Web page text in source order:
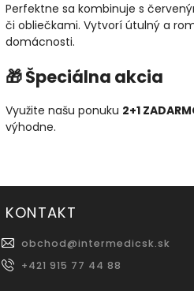
Perfektne sa kombinuje s
či obliečkami. Vytvorí útulný a
domácnosti.
🎁 Špeciálna akcia
Využite našu ponuku 2+1
výhodne.
KONTAKT
obchod@intermedicsk.sk
+421 915 77 44 88